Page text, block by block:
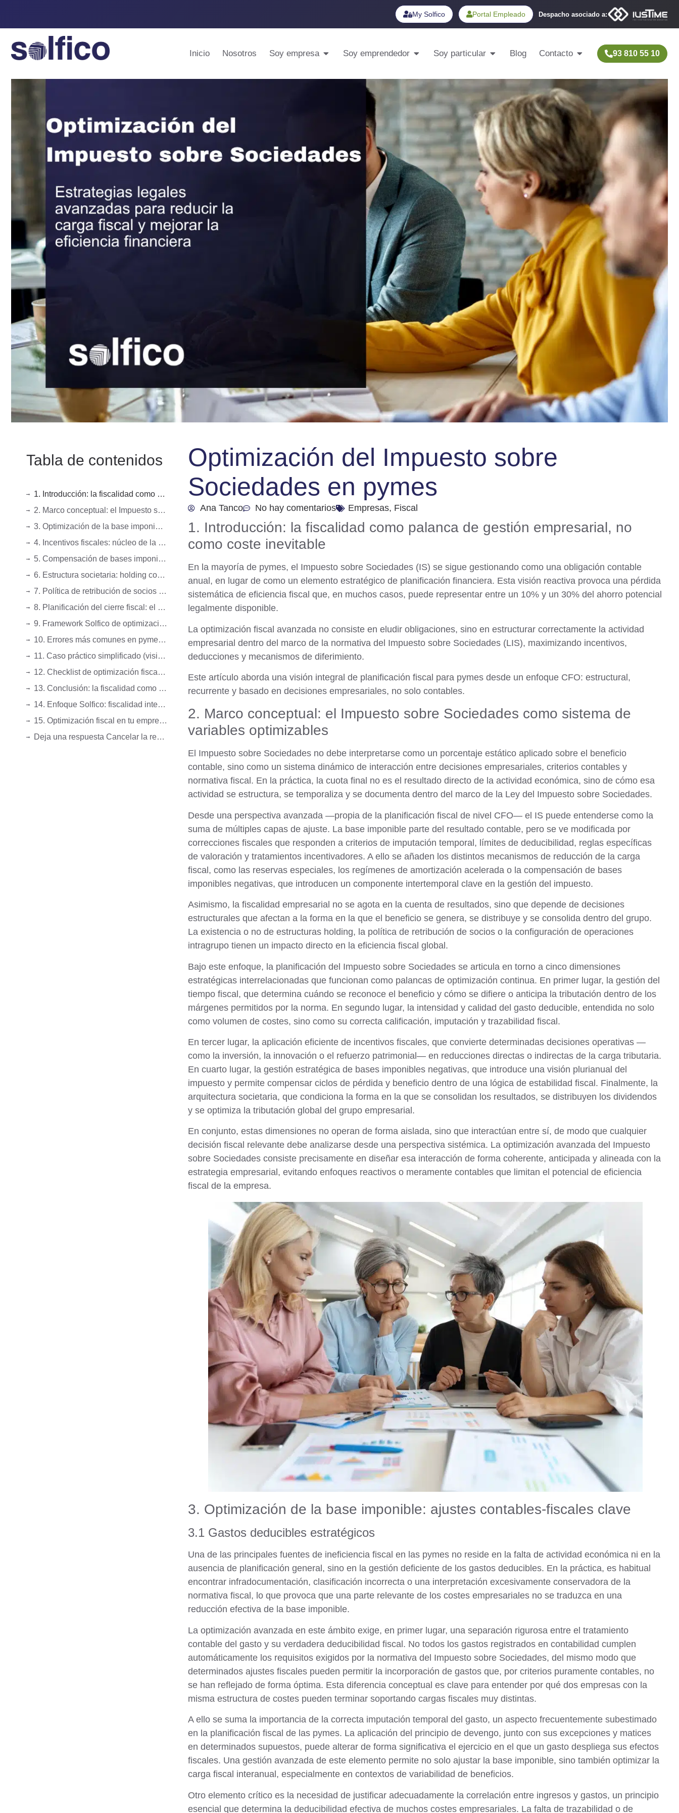
My Solfico Portal Empleado Despacho asociado a:
Inicio Nosotros Soy empresa Soy emprendedor Soy particular Blog Contacto 93 810 55 10
Tabla de contenidos
1. Introducción: la fiscalidad como palanca de gestión empresarial, no como coste inevitable
2. Marco conceptual: el Impuesto sobre Sociedades como sistema de variables optimizables
3. Optimización de la base imponible: ajustes contables-fiscales clave
4. Incentivos fiscales: núcleo de la optimización avanzada
5. Compensación de bases imponibles negativas (BINs): planificación intertemporal
6. Estructura societaria: holding como herramienta de eficiencia fiscal
7. Política de retribución de socios y administradores
8. Planificación del cierre fiscal: el verdadero punto de control
9. Framework Solfico de optimización fiscal (modelo operativo)
10. Errores más comunes en pymes (y su impacto real)
11. Caso práctico simplificado (visión CFO)
12. Checklist de optimización fiscal para pymes
13. Conclusión: la fiscalidad como ventaja competitiva
14. Enfoque Solfico: fiscalidad integrada en la estrategia empresarial
15. Optimización fiscal en tu empresa
Deja una respuesta Cancelar la respuesta
Optimización del Impuesto sobre
Sociedades en pymes
Ana Tanco No hay comentarios Empresas, Fiscal
1. Introducción: la fiscalidad como palanca de gestión empresarial, no
como coste inevitable
En la mayoría de pymes, el Impuesto sobre Sociedades (IS) se sigue gestionando como una obligación contable
anual, en lugar de como un elemento estratégico de planificación financiera. Esta visión reactiva provoca una pérdida
sistemática de eficiencia fiscal que, en muchos casos, puede representar entre un 10% y un 30% del ahorro potencial
legalmente disponible.
La optimización fiscal avanzada no consiste en eludir obligaciones, sino en estructurar correctamente la actividad
empresarial dentro del marco de la normativa del Impuesto sobre Sociedades (LIS), maximizando incentivos,
deducciones y mecanismos de diferimiento.
Este artículo aborda una visión integral de planificación fiscal para pymes desde un enfoque CFO: estructural,
recurrente y basado en decisiones empresariales, no solo contables.
2. Marco conceptual: el Impuesto sobre Sociedades como sistema de
variables optimizables
El Impuesto sobre Sociedades no debe interpretarse como un porcentaje estático aplicado sobre el beneficio
contable, sino como un sistema dinámico de interacción entre decisiones empresariales, criterios contables y
normativa fiscal. En la práctica, la cuota final no es el resultado directo de la actividad económica, sino de cómo esa
actividad se estructura, se temporaliza y se documenta dentro del marco de la Ley del Impuesto sobre Sociedades.
Desde una perspectiva avanzada —propia de la planificación fiscal de nivel CFO— el IS puede entenderse como la
suma de múltiples capas de ajuste. La base imponible parte del resultado contable, pero se ve modificada por
correcciones fiscales que responden a criterios de imputación temporal, límites de deducibilidad, reglas específicas
de valoración y tratamientos incentivadores. A ello se añaden los distintos mecanismos de reducción de la carga
fiscal, como las reservas especiales, los regímenes de amortización acelerada o la compensación de bases
imponibles negativas, que introducen un componente intertemporal clave en la gestión del impuesto.
Asimismo, la fiscalidad empresarial no se agota en la cuenta de resultados, sino que depende de decisiones
estructurales que afectan a la forma en la que el beneficio se genera, se distribuye y se consolida dentro del grupo.
La existencia o no de estructuras holding, la política de retribución de socioso la configuración de operaciones
intragrupo tienen un impacto directo en la eficiencia fiscal global.
Bajo este enfoque, la planificación del Impuesto sobre Sociedades se articula en torno a cinco dimensiones
estratégicas interrelacionadas que funcionan como palancas de optimización continua. En primer lugar, la gestión del
tiempo fiscal, que determina cuándo se reconoce el beneficio y cómo se difiere o anticipa la tributación dentro de los
márgenes permitidos por la norma. En segundo lugar, la intensidad y calidad del gasto deducible, entendida no solo
como volumen de costes, sino como su correcta calificación, imputación y trazabilidad fiscal.
En tercer lugar, la aplicación eficiente de incentivos fiscales, que convierte determinadas decisiones operativas —
como la inversión, la innovación o el refuerzo patrimonial— en reducciones directas o indirectas de la carga tributaria.
En cuarto lugar, la gestión estratégica de bases imponibles negativas, que introduce una visión plurianual del
impuesto y permite compensar ciclos de pérdida y beneficio dentro de una lógica de estabilidad fiscal. Finalmente, la
arquitectura societaria, que condiciona la forma en la que se consolidan los resultados, se distribuyen los dividendos
y se optimiza la tributación global del grupo empresarial.
En conjunto, estas dimensiones no operan de forma aislada, sino que interactúan entre sí, de modo que cualquier
decisión fiscal relevante debe analizarse desde una perspectiva sistémica. La optimización avanzada del Impuesto
sobre Sociedades consiste precisamente en diseñar esa interacción de forma coherente, anticipada y alineada con la
estrategia empresarial, evitando enfoques reactivos o meramente contables que limitan el potencial de eficiencia
fiscal de la empresa.
3. Optimización de la base imponible: ajustes contables-fiscales clave
3.1 Gastos deducibles estratégicos
Una de las principales fuentes de ineficiencia fiscal en las pymes no reside en la falta de actividad económica ni en la
ausencia de planificación general, sino en la gestión deficiente de los gastos deducibles. En la práctica, es habitual
encontrar infradocumentación, clasificación incorrecta o una interpretación excesivamente conservadora de la
normativa fiscal, lo que provoca que una parte relevante de los costes empresariales no se traduzca en una
reducción efectiva de la base imponible.
La optimización avanzada en este ámbito exige, en primer lugar, una separación rigurosa entre el tratamiento
contable del gasto y su verdadera deducibilidad fiscal. No todos los gastos registrados en contabilidad cumplen
automáticamente los requisitos exigidos por la normativa del Impuesto sobre Sociedades, del mismo modo que
determinados ajustes fiscales pueden permitir la incorporación de gastos que, por criterios puramente contables, no
se han reflejado de forma óptima. Esta diferencia conceptual es clave para entender por qué dos empresas con la
misma estructura de costes pueden terminar soportando cargas fiscales muy distintas.
A ello se suma la importancia de la correcta imputación temporal del gasto, un aspecto frecuentemente subestimado
en la planificación fiscal de las pymes. La aplicación del principio de devengo, junto con sus excepciones y matices
en determinados supuestos, puede alterar de forma significativa el ejercicio en el que un gasto despliega sus efectos
fiscales. Una gestión avanzada de este elemento permite no solo ajustar la base imponible, sino también optimizar la
carga fiscal interanual, especialmente en contextos de variabilidad de beneficios.
Otro elemento crítico es la necesidad de justificar adecuadamente la correlación entre ingresos y gastos, un principio
esencial que determina la deducibilidad efectiva de muchos costes empresariales. La falta de trazabilidad o de